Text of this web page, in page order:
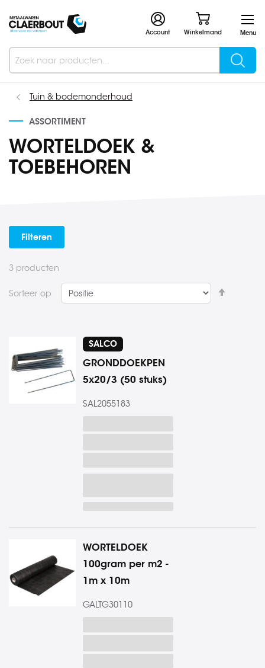
Menu
Winkelmand
Account
Search
Tuin & bodemonderhoud
ASSORTIMENT
WORTELDOEK &
TOEBEHOREN
3 producten
Sorteer op
SALCO
GRONDDOEKPEN
5x20/3 (50 stuks)
SAL2055183
WORTELDOEK
100gram per m2 -
1m x 10m
GALTG30110
Filteren